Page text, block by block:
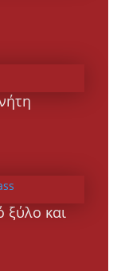
ξύλο και